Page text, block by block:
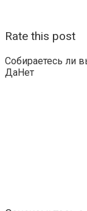
Rate this post
Собираетесь ли
ДаНет